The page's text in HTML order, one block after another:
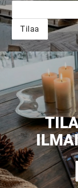
Tilaa Upea